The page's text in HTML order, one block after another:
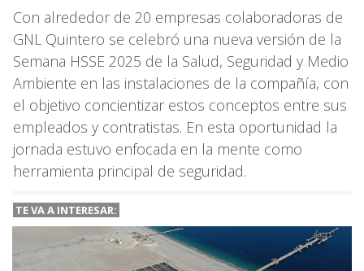
Con alrededor de 20 empresas colaboradoras de
GNL Quintero se celebró una nueva versión de la
Semana HSSE 2025 de la Salud, Seguridad y Medio
Ambiente en las instalaciones de la compañía, con
el objetivo concientizar estos conceptos entre sus
empleados y contratistas. En esta oportunidad la
jornada estuvo enfocada en la mente como
herramienta principal de seguridad.
TE VA A INTERESAR: